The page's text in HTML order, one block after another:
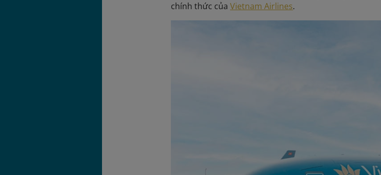
chính thức củaVietnam Airlines.